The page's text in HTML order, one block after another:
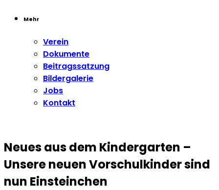
Mehr
Verein
Dokumente
Beitragssatzung
Bildergalerie
Jobs
Kontakt
Neues aus dem Kindergarten –
Unsere neuen Vorschulkinder sind
nun Einsteinchen